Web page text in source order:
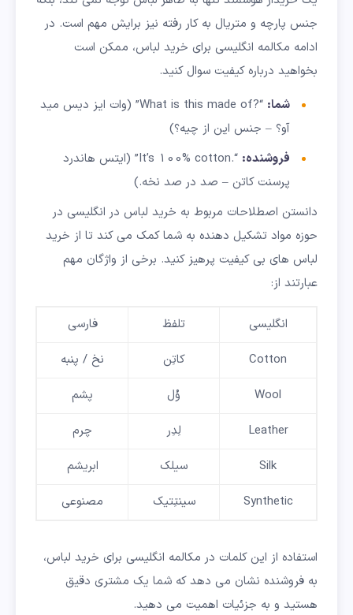
جنس پارچه و متریال به کار رفته نیز برایش مهم است. در
ادامه مکالمه انگلیسی برای خرید لباس، ممکن است
بخواهید درباره کیفیت سوال کنید.
شما:
“?What is this made of” (وات ایز دیس مید
آو؟ – جنس این از چیه؟)
فروشنده:
“.It’s 100% cotton” (ایتس هاندرد
پرسنت کاتن – صد در صد نخه.)
دانستن اصطلاحات مربوط به خرید لباس در انگلیسی در
حوزه مواد تشکیل دهنده به شما کمک می کند تا از خرید
لباس های بی کیفیت پرهیز کنید. برخی از واژگان مهم
عبارتند از:
انگلیسی تلفظ
فارسی
Cotton
کاتِن
نخ / پنبه
Wool
وُل
پشم
Leather
لِدِر
چرم
Silk
سیلک
ابریشم
Synthetic
سینتِتیک مصنوعی
استفاده از این کلمات در مکالمه انگلیسی برای خرید لباس،
به فروشنده نشان می دهد که شما یک مشتری دقیق
هستید و به جزئیات اهمیت می دهید.